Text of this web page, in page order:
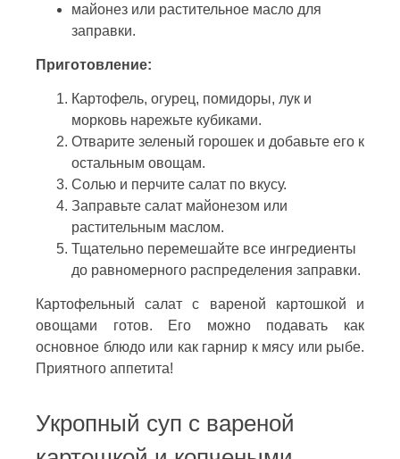
майонез или растительное масло для
заправки.
Приготовление:
Картофель, огурец, помидоры, лук и
морковь нарежьте кубиками.
Отварите зеленый горошек и добавьте его к
остальным овощам.
Солью и перчите салат по вкусу.
Заправьте салат майонезом или
растительным маслом.
Тщательно перемешайте все ингредиенты
до равномерного распределения заправки.
Картофельный салат с вареной картошкой и
овощами готов. Его можно подавать как
основное блюдо или как гарнир к мясу или рыбе.
Приятного аппетита!
Укропный суп с вареной